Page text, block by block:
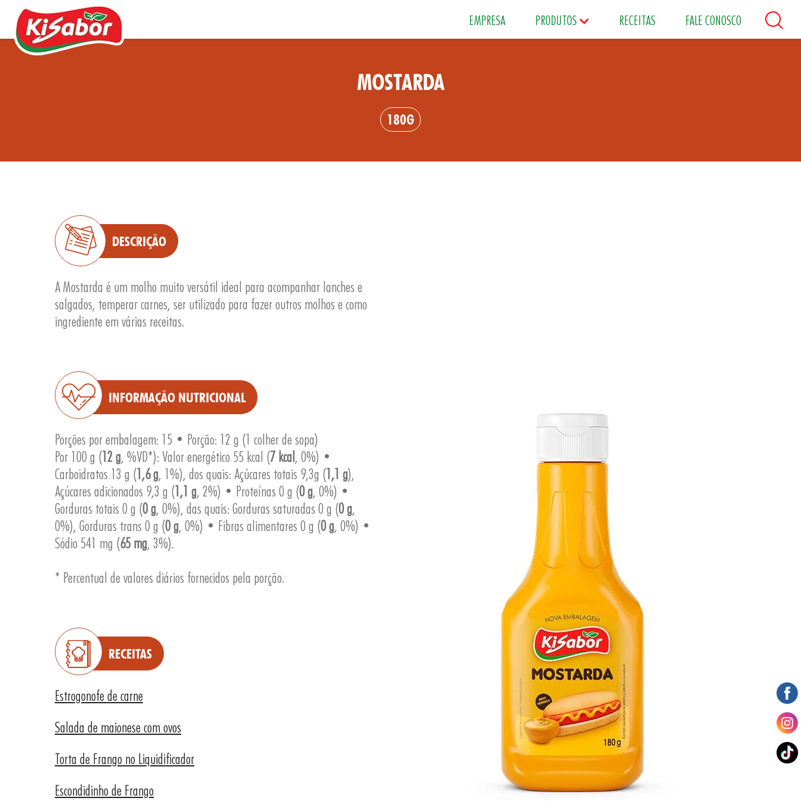
EMPRESA PRODUTOS
Especiarias
Molhos Pipocas
RECEITAS FALE CONOSCO
MOSTARDA
180G
DESCRIÇÃO
A Mostarda é um molho muito versátil ideal para acompanhar lanches e
salgados, temperar carnes, ser utilizado para fazer outros molhos e como
ingrediente em várias receitas.
INFORMAÇÃO NUTRICIONAL
Porções por embalagem: 15 • Porção: 12 g (1 colher de sopa)
Por 100 g (12 g, %VD*): Valor energético 55 kcal (7 kcal , 0%) •
Carboidratos 13 g (1,6 g, 1%), dos quais: Açúcares totais 9,3g (1,1 g),
Açúcares adicionados 9,3 g (1,1 g, 2%) • Proteínas 0 g (0 g, 0%) •
Gorduras totais 0 g (0 g, 0%), das quais: Gorduras saturadas 0 g (0 g,
0%), Gorduras trans 0 g (0 g, 0%) • Fibras alimentares 0 g (0 g, 0%) •
Sódio 541 mg (65 mg, 3%).
* Percentual de valores diários fornecidos pela porção.
RECEITAS
Estrogonofe de carne
Salada de maionese com ovos
Torta de Frango no Liquidificador
Escondidinho de Frango